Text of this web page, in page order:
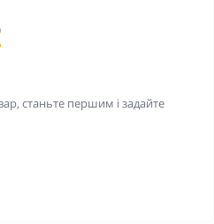
станьте першим і задайте